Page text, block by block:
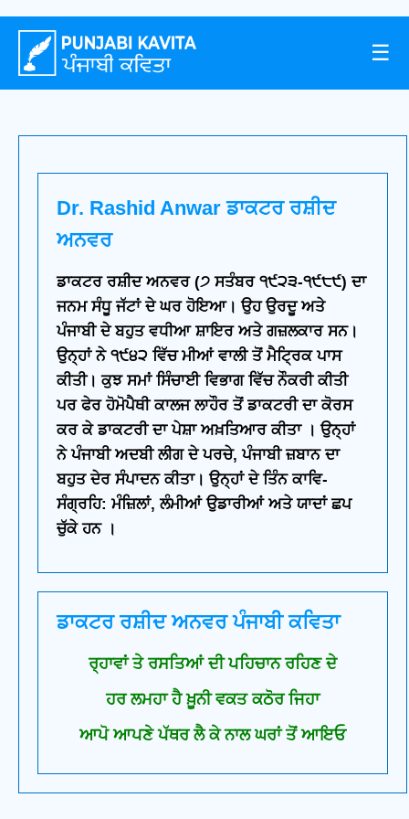
☰
Dr. Rashid Anwar ਡਾਕਟਰ ਰਸ਼ੀਦ
ਅਨਵਰ
ਡਾਕਟਰ ਰਸ਼ੀਦ ਅਨਵਰ (੭ ਸਤੰਬਰ ੧੯੨੩-੧੯੮੯) ਦਾ
ਜਨਮ ਸੰਧੂ ਜੱਟਾਂ ਦੇ ਘਰ ਹੋਇਆ। ਉਹ ਉਰਦੂ ਅਤੇ
ਪੰਜਾਬੀ ਦੇ ਬਹੁਤ ਵਧੀਆ ਸ਼ਾਇਰ ਅਤੇ ਗਜ਼ਲਕਾਰ ਸਨ।
ਉਨ੍ਹਾਂ ਨੇ ੧੯੪੨ ਵਿੱਚ ਮੀਆਂ ਵਾਲੀ ਤੋਂ ਮੈਟ੍ਰਿਕ ਪਾਸ
ਕੀਤੀ। ਕੁਝ ਸਮਾਂ ਸਿੰਚਾਈ ਵਿਭਾਗ ਵਿੱਚ ਨੌਕਰੀ ਕੀਤੀ
ਪਰ ਫੇਰ ਹੋਮੋਪੈਥੀ ਕਾਲਜ ਲਾਹੌਰ ਤੋਂ ਡਾਕਟਰੀ ਦਾ ਕੋਰਸ
ਕਰ ਕੇ ਡਾਕਟਰੀ ਦਾ ਪੇਸ਼ਾ ਅਖ਼ਤਿਆਰ ਕੀਤਾ । ਉਨ੍ਹਾਂ
ਨੇ ਪੰਜਾਬੀ ਅਦਬੀ ਲੀਗ ਦੇ ਪਰਚੇ, ਪੰਜਾਬੀ ਜ਼ਬਾਨ ਦਾ
ਬਹੁਤ ਦੇਰ ਸੰਪਾਦਨ ਕੀਤਾ। ਉਨ੍ਹਾਂ ਦੇ ਤਿੰਨ ਕਾਵਿ-
ਸੰਗ੍ਰਹਿ: ਮੰਜ਼ਿਲਾਂ, ਲੰਮੀਆਂ ਉਡਾਰੀਆਂ ਅਤੇ ਯਾਦਾਂ ਛਪ
ਚੁੱਕੇ ਹਨ ।
ਡਾਕਟਰ ਰਸ਼ੀਦ ਅਨਵਰ ਪੰਜਾਬੀ ਕਵਿਤਾ
ਰ੍ਹਾਵਾਂ ਤੇ ਰਸਤਿਆਂ ਦੀ ਪਹਿਚਾਨ ਰਹਿਣ ਦੇ
ਹਰ ਲਮਹਾ ਹੈ ਖ਼ੂਨੀ ਵਕਤ ਕਠੋਰ ਜਿਹਾ
ਆਪੋ ਆਪਣੇ ਪੱਥਰ ਲੈ ਕੇ ਨਾਲ ਘਰਾਂ ਤੋਂ ਆਇਓ